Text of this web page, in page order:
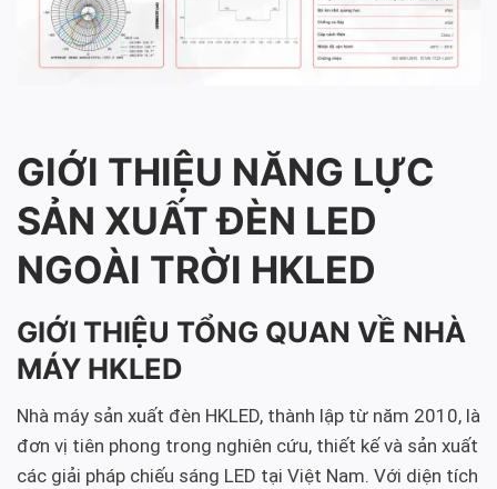
GIỚI THIỆU NĂNG LỰC
SẢN XUẤT ĐÈN LED
NGOÀI TRỜI HKLED
GIỚI THIỆU TỔNG QUAN VỀ NHÀ
MÁY HKLED
Nhà máy sản xuất đèn HKLED, thành lập từ năm 2010, là
đơn vị tiên phong trong nghiên cứu, thiết kế và sản xuất
các giải pháp chiếu sáng LED tại Việt Nam. Với diện tích